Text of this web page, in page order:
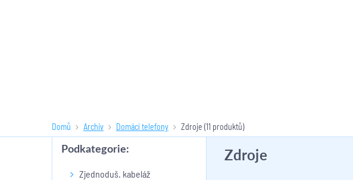
Domů Archiv Domácí telefony Zdroje (11 produktů)
Podkategorie:
Zjednoduš. kabeláž
Zdroje